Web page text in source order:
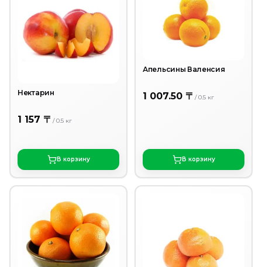
Нектарин
1 157 〒 /0.5 кг
В корзину
Апельсины Валенсия
1 007.50 〒 /0.5 кг
В корзину